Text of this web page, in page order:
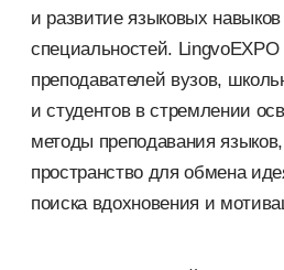
и развитие языковых навыков
специальностей.
преподавателей вузов,
и студентов в стремлении
методы преподавания
пространство для обмена
поиска вдохновения и